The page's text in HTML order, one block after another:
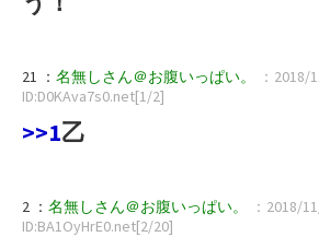
21 ： 名無しさん＠お腹いっぱい。
：2018/
ID:D0KAva7s0.net[1/2]
>>1乙
2 ： 名無しさん＠お腹いっぱい。
：2018/
ID:BA1OyHrE0.net[2/20]